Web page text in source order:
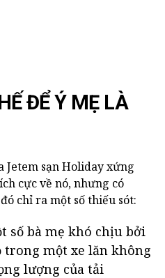
ĐỂ Ý MẸ LÀ
Jetem sạn Holiday xứng
cực về nó, nhưng có
chỉ ra một số thiếu sót:
số bà mẹ khó chịu bởi
trong một xe lăn không
lượng của tải